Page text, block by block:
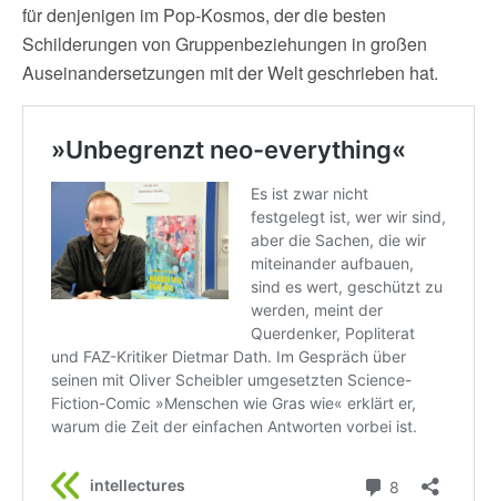
für denjenigen im Pop-Kosmos, der die besten
Schilderungen von Gruppenbeziehungen in großen
Auseinandersetzungen mit der Welt geschrieben hat.